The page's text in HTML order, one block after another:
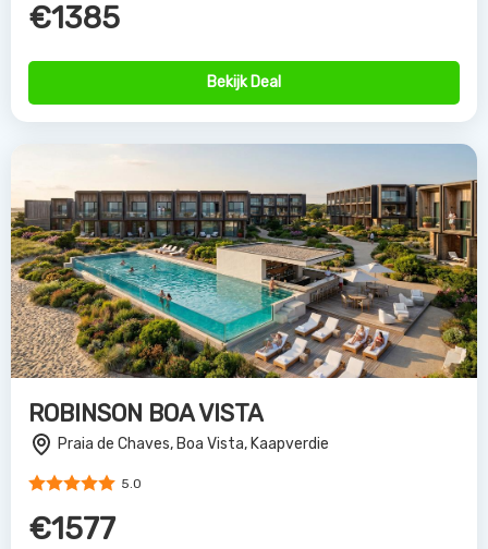
€1385
Bekijk Deal
ROBINSON BOA VISTA
Praia de Chaves, Boa Vista, Kaapverdie
5.0
€1577